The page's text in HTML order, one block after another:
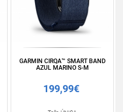
GARMIN CIRQA™ SMART BAND
AZUL MARINO S-M
199,99€